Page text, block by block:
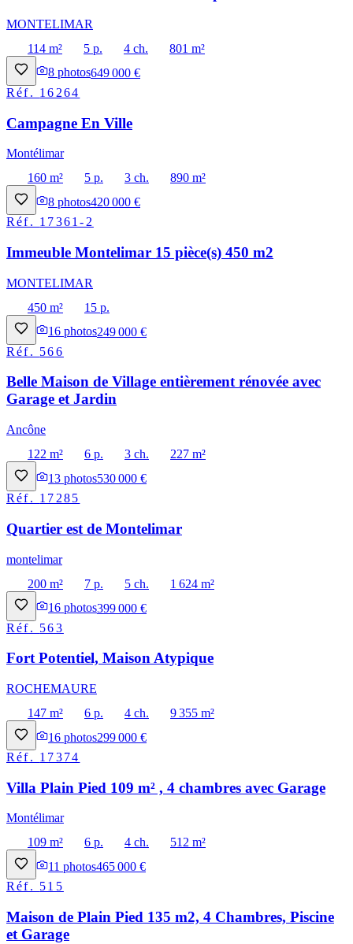
MONTELIMAR
114 m²
5 p. 4 ch.
801 m²
8 photos649 000 €
Réf. 16264
Campagne En Ville
Montélimar
160 m²
5 p. 3 ch.
890 m²
8 photos420 000 €
Réf. 17361-2
Immeuble Montelimar 15 pièce(s) 450 m2
MONTELIMAR
450 m²
15 p.
16 photos249 000 €
Réf. 566
Belle Maison de Village entièrement rénovée avec
Garage et Jardin
Ancône
122 m²
6 p. 3 ch.
227 m²
13 photos530 000 €
Réf. 17285
Quartier est de Montelimar
montelimar
200 m²
7 p. 5 ch.
1 624 m²
16 photos399 000 €
Réf. 563
Fort Potentiel, Maison Atypique
ROCHEMAURE
147 m²
6 p. 4 ch.
9 355 m²
16 photos299 000 €
Réf. 17374
Villa Plain Pied 109 m² , 4 chambres avec Garage
Montélimar
109 m²
6 p. 4 ch.
512 m²
11 photos465 000 €
Réf. 515
Maison de Plain Pied 135 m2, 4 Chambres, Piscine
et Garage